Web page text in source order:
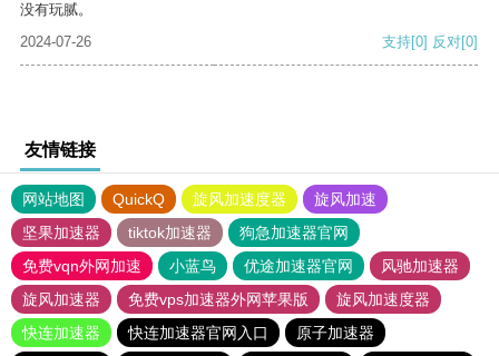
没有玩腻。
2024-07-26
支持[0] 反对[0]
友情链接
网站地图 QuickQ 旋风加速度器
旋风加速
坚果加速器
tiktok加速器
狗急加速器官网
免费vqn外网加速
小蓝鸟 优途加速器官网
风驰加速器
旋风加速器
免费vps加速器外网苹果版
旋风加速度器
快连加速器
快连加速器官网入口
原子加速器